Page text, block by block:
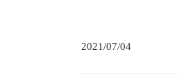
2021/07/04